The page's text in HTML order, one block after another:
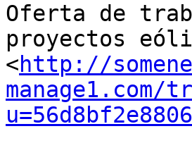
Oferta de
proyectos
<http://